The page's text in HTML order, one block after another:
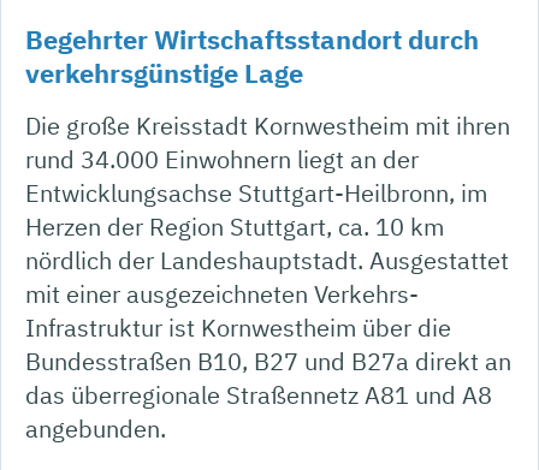
Begehrter Wirtschaftsstandort durch
verkehrsgünstige Lage
Die große Kreisstadt Kornwestheim mit ihren
rund 34.000 Einwohnern liegt an der
Entwicklungsachse Stuttgart-Heilbronn, im
Herzen der Region Stuttgart, ca. 10 km
nördlich der Landeshauptstadt. Ausgestattet
mit einer ausgezeichneten Verkehrs-
Infrastruktur ist Kornwestheim über die
Bundesstraßen B10, B27 und B27a direkt an
das überregionale Straßennetz A81 und A8
angebunden.